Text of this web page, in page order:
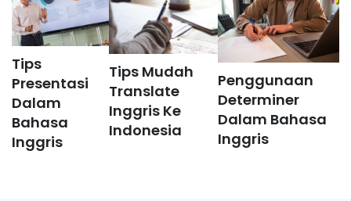
Tips
Presentasi
Dalam
Bahasa
Inggris
Tips Mudah
Translate
Inggris Ke
Indonesia
Penggunaan
Determiner
Dalam Bahasa
Inggris